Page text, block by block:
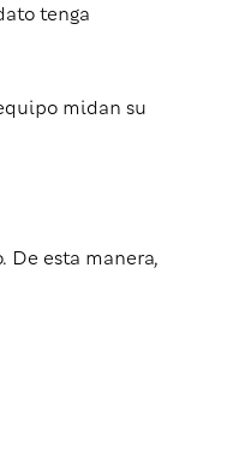
tenga
midan su
De esta manera,